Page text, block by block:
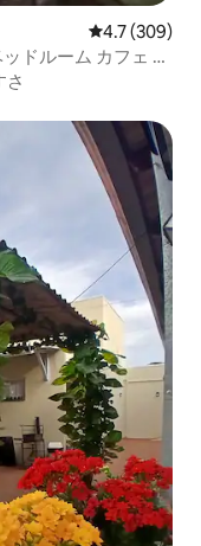
レビュー309
4.7 (309)
ドルーム カフェ 付
さ